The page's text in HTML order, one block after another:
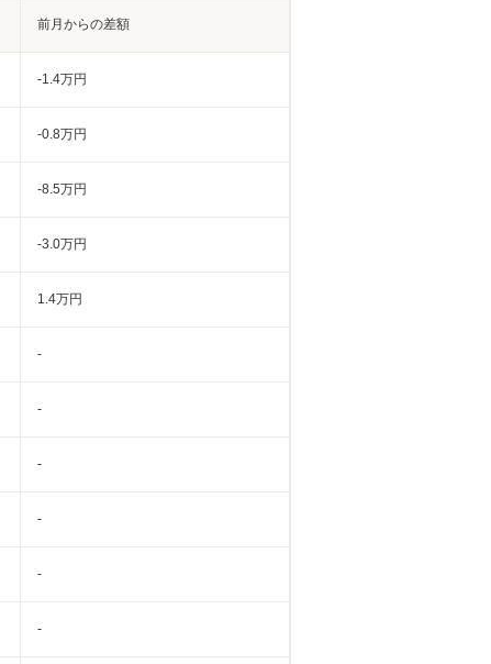
前月からの差額
-1.4万円
-0.8万円
-8.5万円
-3.0万円
1.4万円
-
-
-
-
-
-